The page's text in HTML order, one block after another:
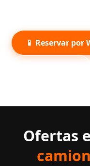
📱 Reservar por
Ofertas